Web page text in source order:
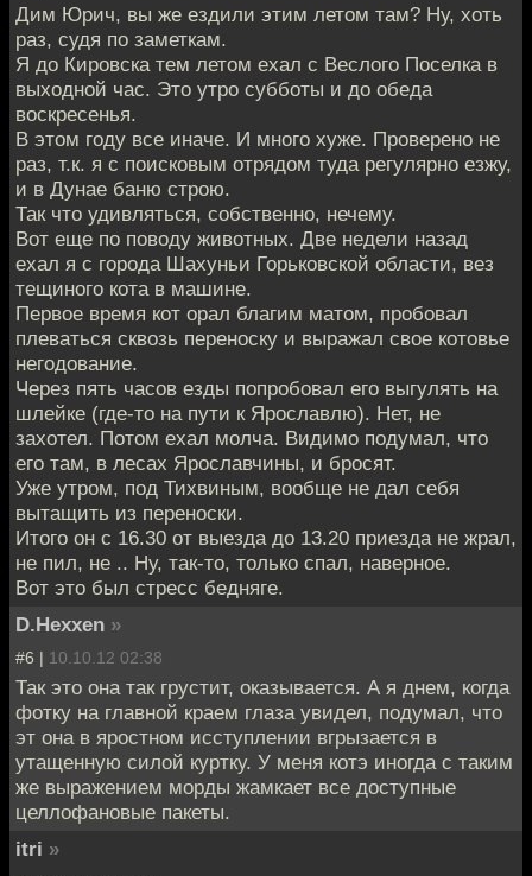
Дим Юрич, вы же ездили этим летом там? Ну, хоть
раз, судя по заметкам.
Я до Кировска тем летом ехал с Веслого Поселка в
выходной час. Это утро субботы и до обеда
воскресенья.
В этом году все иначе. И много хуже. Проверено не
раз, т.к. я с поисковым отрядом туда регулярно езжу,
и в Дунае баню строю.
Так что удивляться, собственно, нечему.
Вот еще по поводу животных. Две недели назад
ехал я с города Шахуньи Горьковской области, вез
тещиного кота в машине.
Первое время кот орал благим матом, пробовал
плеваться сквозь переноску и выражал свое котовье
негодование.
Через пять часов езды попробовал его выгулять на
шлейке (где-то на пути к Ярославлю). Нет, не
захотел. Потом ехал молча. Видимо подумал, что
его там, в лесах Ярославчины, и бросят.
Уже утром, под Тихвиным, вообще не дал себя
вытащить из переноски.
Итого он с 16.30 от выезда до 13.20 приезда не жрал,
не пил, не .. Ну, так-то, только спал, наверное.
Вот это был стресс бедняге.
D.Hexxen »
#6 | 10.10.12 02:38
Так это она так грустит, оказывается. А я днем, когда
фотку на главной краем глаза увидел, подумал, что
эт она в яростном исступлении вгрызается в
утащенную силой куртку. У меня котэ иногда с таким
же выражением морды жамкает все доступные
целлофановые пакеты.
itri »